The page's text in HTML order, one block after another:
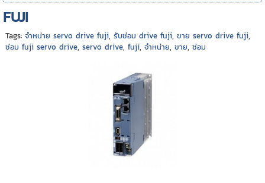
FUJI
Tags: จำหน่าย servo drive fuji, รับซ่อม drive fuji, ขาย servo drive fuji,
ซ่อม fuji servo drive, servo drive, fuji, จำหน่าย, ขาย, ซ่อม